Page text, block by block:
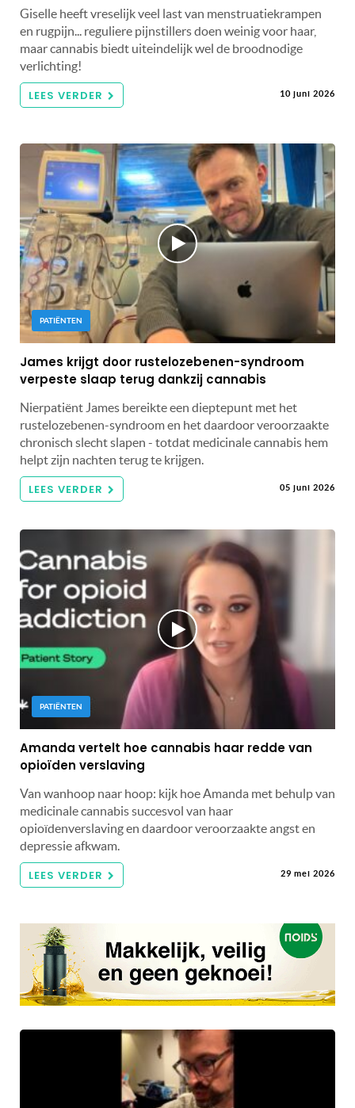
Giselle heeft vreselijk veel last van menstruatiekrampen
en rugpijn... reguliere pijnstillers doen weinig voor haar,
maar cannabis biedt uiteindelijk wel de broodnodige
verlichting!
LEES VERDER 10 juni 2026
PATIËNTEN
James krijgt door rustelozebenen-syndroom
verpeste slaap terug dankzij cannabis
Nierpatiënt James bereikte een dieptepunt met het
rustelozebenen-syndroom en het daardoor veroorzaakte
chronisch slecht slapen - totdat medicinale cannabis hem
helpt zijn nachten terug te krijgen.
LEES VERDER 05 juni 2026
PATIËNTEN
Amanda vertelt hoe cannabis haar redde van
opioïden verslaving
Van wanhoop naar hoop: kijk hoe Amanda met behulp van
medicinale cannabis succesvol van haar
opioïdenverslaving en daardoor veroorzaakte angst en
depressie afkwam.
LEES VERDER 29 mei 2026